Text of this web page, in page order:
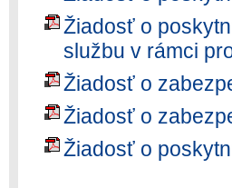
Žiadosť o
službu v rámci
Žiadosť o
Žiadosť o
Žiadosť o